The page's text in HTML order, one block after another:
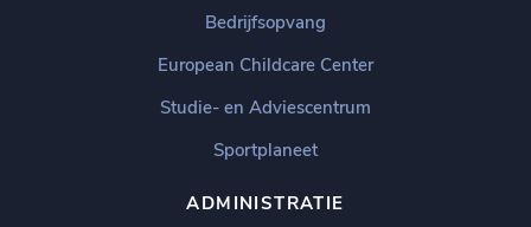
Bedrijfsopvang
European Childcare Center
Studie- en Adviescentrum
Sportplaneet
ADMINISTRATIE